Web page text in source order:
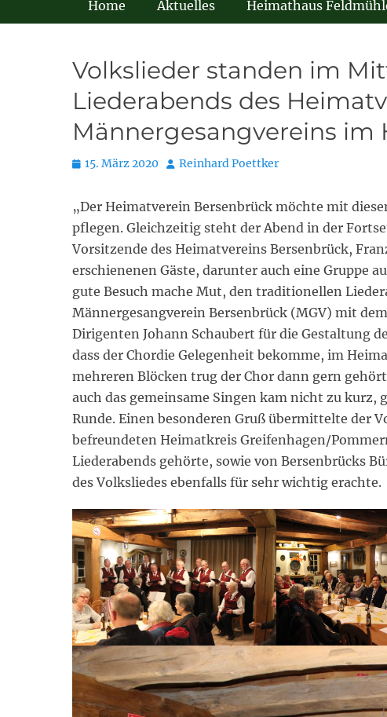
Home Aktuelles Heimathaus
Volkslieder standen im
Liederabends des
Männergesangvereins
Posted
15. März 2020 Autor
Reinhard Poettker
„Der Heimatverein Bersenbrück möchte mit
pflegen. Gleichzeitig steht der Abend in der
Vorsitzende des Heimatvereins Bersenbrück,
erschienenen Gäste, darunter auch eine Gruppe
gute Besuch mache Mut, den traditionellen
Männergesangverein Bersenbrück (MGV) mit
Dirigenten Johann Schaubert für die Gestaltung
dass der Chordie Gelegenheit bekomme, im
mehreren Blöcken trug der Chor dann gern
auch das gemeinsame Singen kam nicht zu kurz,
Runde. Einen besonderen Gruß übermittelte der
befreundeten Heimatkreis Greifenhagen/
Liederabends gehörte, sowie von Bersenbrücks
des Volksliedes ebenfalls für sehr wichtig erachte.